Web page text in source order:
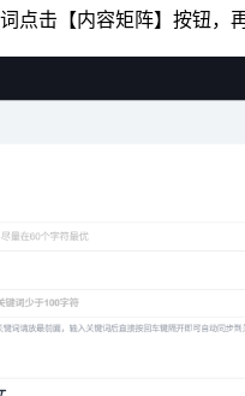
点击【内容矩阵】按钮，